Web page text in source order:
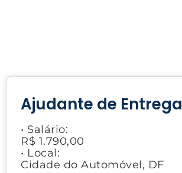
Ajudante de Entrega
• Salário:
R$ 1.790,00
• Local:
Cidade do Automóvel, DF